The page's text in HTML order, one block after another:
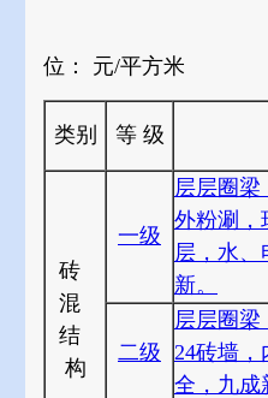
位： 元/平方米
类别 等 级
砖
混
结
构
一级
层层圈梁
外粉涮，
层，水
新。
二级
层层圈梁
24砖墙
全，九成